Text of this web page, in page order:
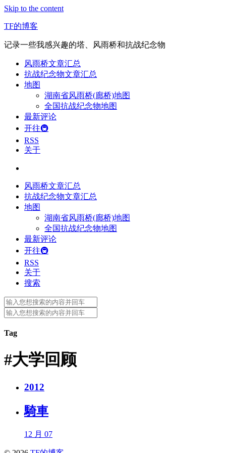
Skip to the content
TF的博客
记录一些我感兴趣的塔、风雨桥和抗战纪念物
风雨桥文章汇总
抗战纪念物文章汇总
地图
湖南省风雨桥(廊桥)地图
全国抗战纪念物地图
最新评论
开往🚇
RSS
关于
风雨桥文章汇总
抗战纪念物文章汇总
地图
湖南省风雨桥(廊桥)地图
全国抗战纪念物地图
最新评论
开往🚇
RSS
关于
搜索
Search
for:
Search
for:
Tag
#大学回顾
2012
騎車
12 月 07